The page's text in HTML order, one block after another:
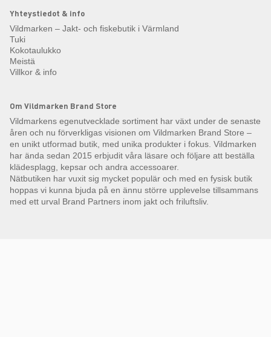
Yhteystiedot & info
Vildmarken – Jakt- och fiskebutik i Värmland
Tuki
Kokotaulukko
Meistä
Villkor & info
Om Vildmarken Brand Store
Vildmarkens egenutvecklade sortiment har växt under de senaste
åren och nu förverkligas visionen om Vildmarken Brand Store –
en unikt utformad butik, med unika produkter i fokus. Vildmarken
har ända sedan 2015 erbjudit våra läsare och följare att beställa
klädesplagg, kepsar och andra accessoarer.
Nätbutiken har vuxit sig mycket populär och med en fysisk butik
hoppas vi kunna bjuda på en ännu större upplevelse tillsammans
med ett urval Brand Partners inom jakt och friluftsliv.